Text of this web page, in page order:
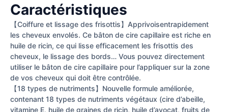
Caractéristiques
【Coiffure et lissage des frisottis】Apprivoisentrapidement
les cheveux envolés. Ce bâton de cire capillaire est riche en
huile de ricin, ce qui lisse efficacement les frisottis des
cheveux, le lissage des bords… Vous pouvez directement
utiliser le bâton de cire capillaire pour l’appliquer sur la zone
de vos cheveux qui doit être contrôlée.
【18 types de nutriments】Nouvelle formule améliorée,
contenant 18 types de nutriments végétaux (cire d’abeille,
vitamine E, huile de graines de ricin, huile d’avocat, fruits de